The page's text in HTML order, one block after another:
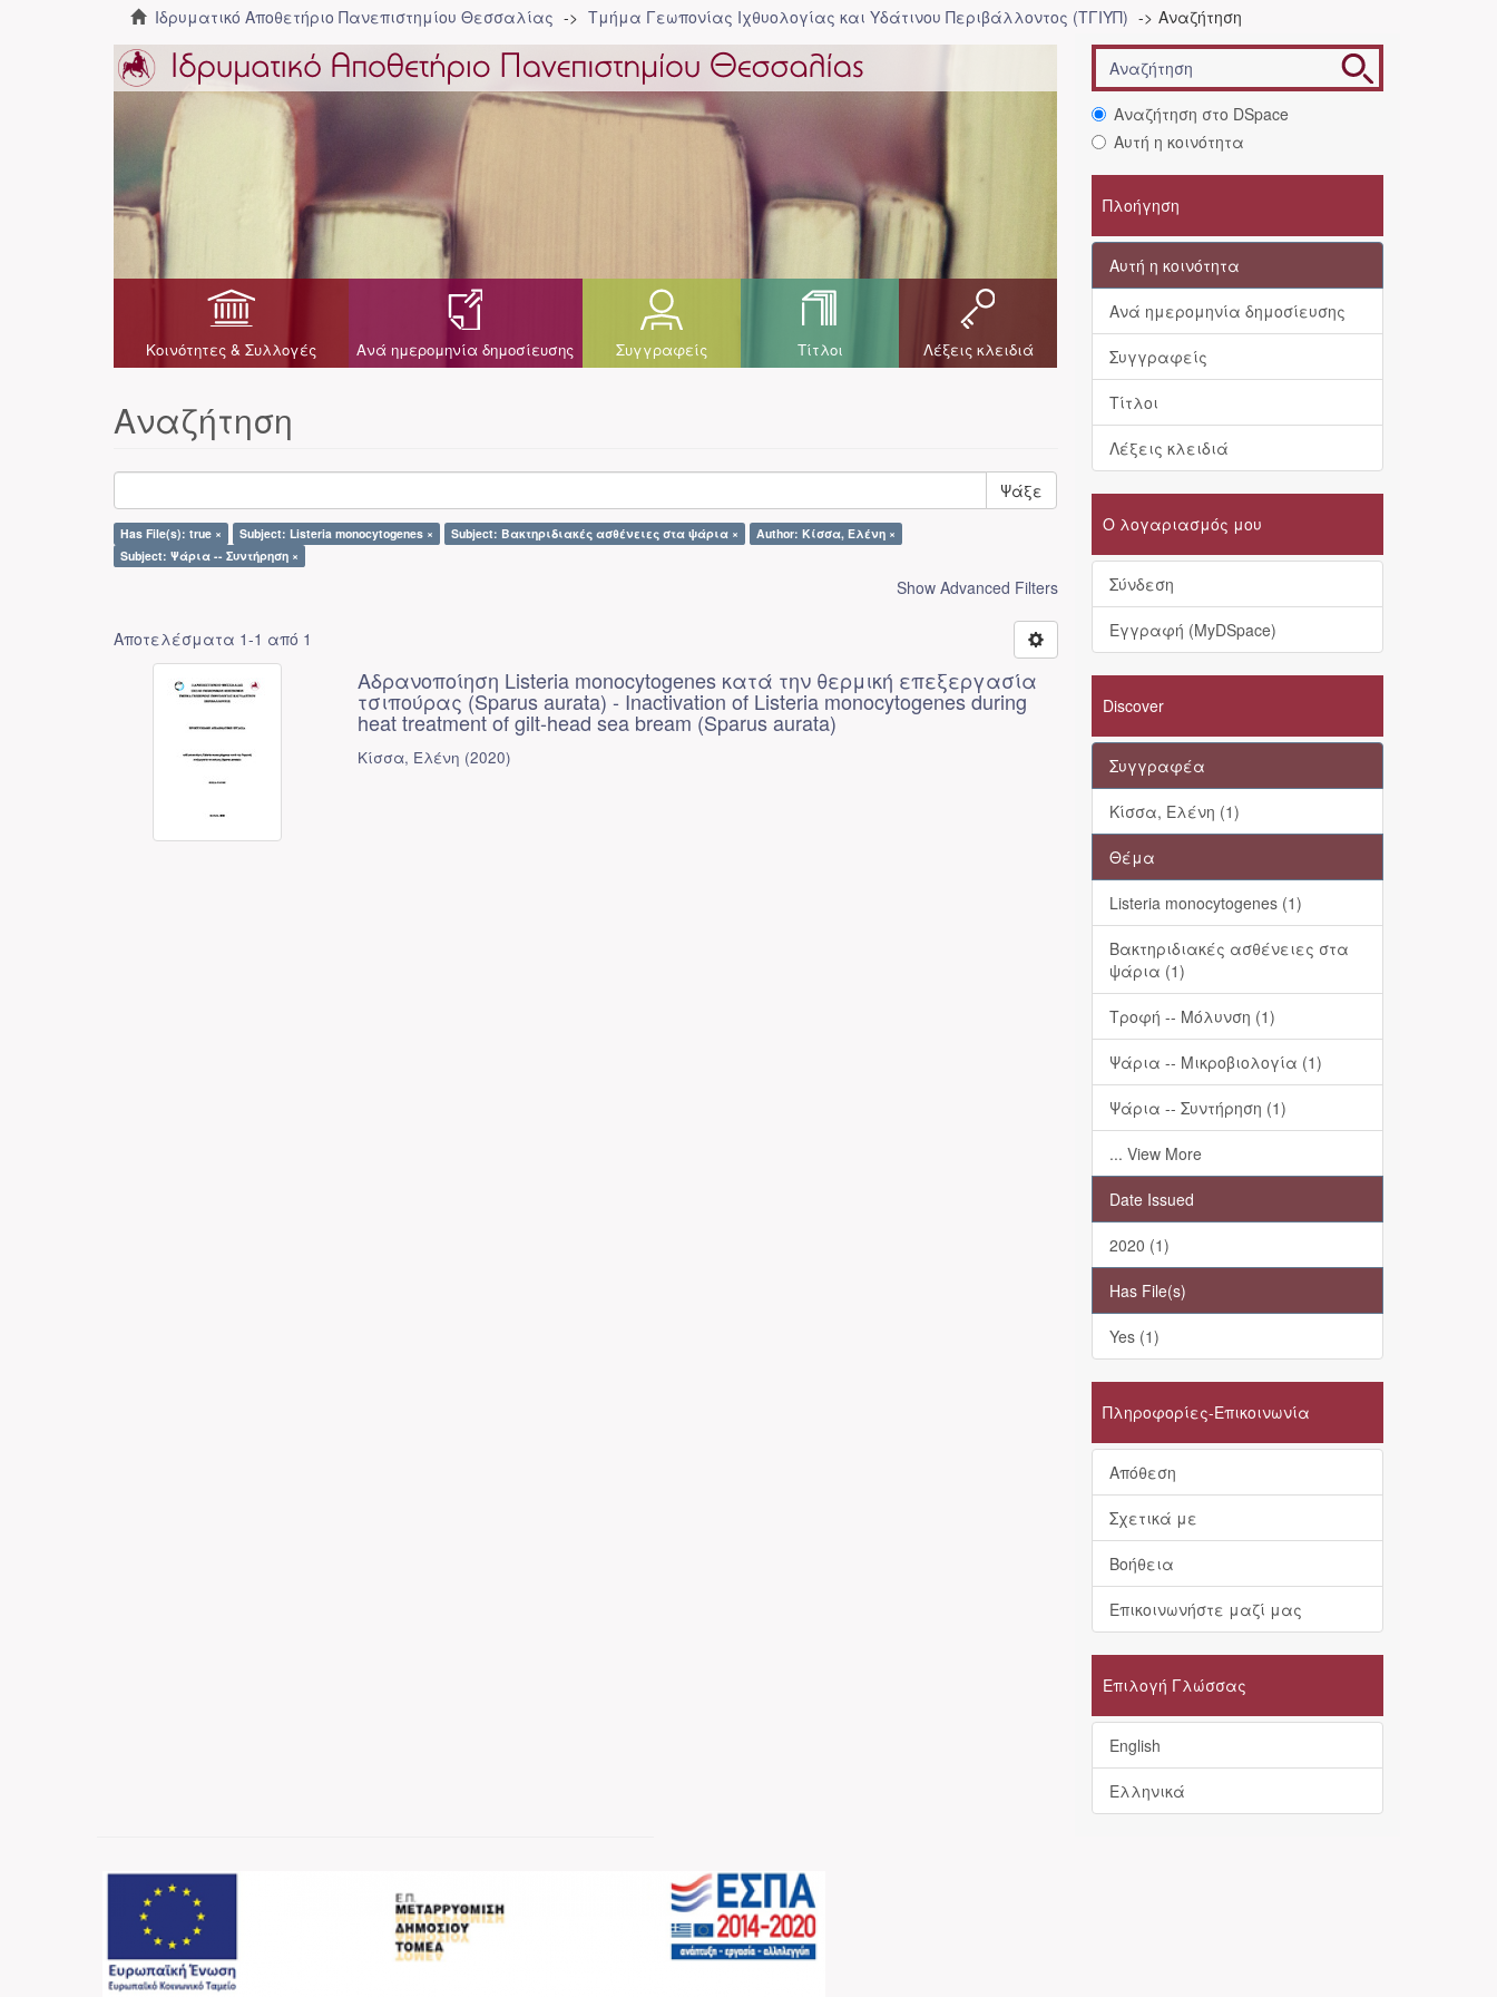
Ιδρυματικό Αποθετήριο Πανεπιστημίου Θεσσαλίας Τμήμα Γεωπονίας Ιχθυολογίας και Υδάτινου Περιβάλλοντος (ΤΓΙΥΠ) Αναζήτηση
Κοινότητες & Συλλογές Ανά ημερομηνία δημοσίευσης Συγγραφείς Τίτλοι Λέξεις κλειδιά
Αναζήτηση
Ψάξε
Has File(s): true × Subject: Listeria monocytogenes × Subject: Βακτηριδιακές ασθένειες στα ψάρια ×
Author: Κίσσα, Ελένη ×
Subject: Ψάρια -- Συντήρηση ×
Show Advanced Filters
Αποτελέσματα 1-1 από 1
Αδρανοποίηση Listeria monocytogenes κατά την θερμική επεξεργασία
τσιπούρας (Sparus aurata) - Inactivation of Listeria monocytogenes during
heat treatment of gilt-head sea bream (Sparus aurata)
Κίσσα, Ελένη (2020)
Αναζήτηση στο DSpace
Αυτή η κοινότητα
Πλοήγηση
Αυτή η κοινότητα
Ανά ημερομηνία δημοσίευσης
Συγγραφείς
Τίτλοι
Λέξεις κλειδιά
Ο λογαριασμός μου
Σύνδεση
Εγγραφή (MyDSpace)
Discover
Συγγραφέα
Κίσσα, Ελένη (1)
Θέμα
Listeria monocytogenes (1)
Βακτηριδιακές ασθένειες στα
ψάρια (1)
Τροφή -- Μόλυνση (1)
Ψάρια -- Μικροβιολογία (1)
Ψάρια -- Συντήρηση (1)
... View More
Date Issued
2020 (1)
Has File(s)
Yes (1)
Πληροφορίες-Επικοινωνία
Απόθεση
Σχετικά με
Βοήθεια
Επικοινωνήστε μαζί μας
Επιλογή Γλώσσας
English
Ελληνικά